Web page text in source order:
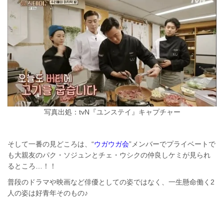
写真出処：tvN『ユンステイ』キャプチャー
そして一番の見どころは、“ウガウガ会”メンバーでプライベートで
も大親友のパク・ソジュンとチェ・ウシクの仲良しケミが見られ
るところ…！！
普段のドラマや映画など俳優としての姿ではなく、一生懸命働く2
人の姿は好青年そのもの♪